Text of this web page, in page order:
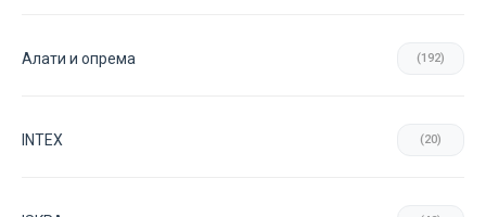
Aлати и опрема (192)
INTEX (20)